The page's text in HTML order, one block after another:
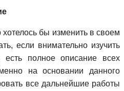
хотелось бы изменить в своем
если внимательно изучить
есть полное описание всех
на основании данного
все дальнейшие работы